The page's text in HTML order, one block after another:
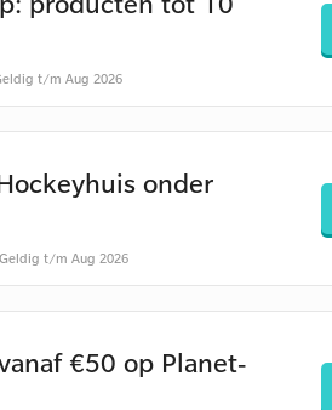
t/m Aug 2026
onder
t/m Aug 2026
€50 op Planet-